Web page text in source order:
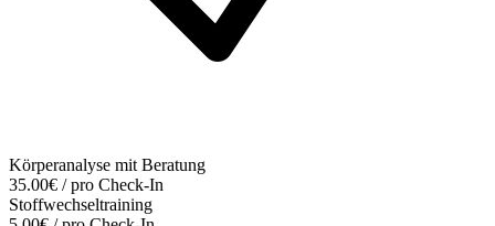
Körperanalyse mit Beratung
35.00€ / pro Check-In
Stoffwechseltraining